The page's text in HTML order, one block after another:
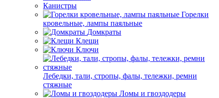
Канистры
Горелки
кровельные, лампы паяльные
Домкраты
Клещи
Ключи
Лебедки, тали, стропы, фалы, тележки, ремни
стяжные
Ломы и гвоздодеры